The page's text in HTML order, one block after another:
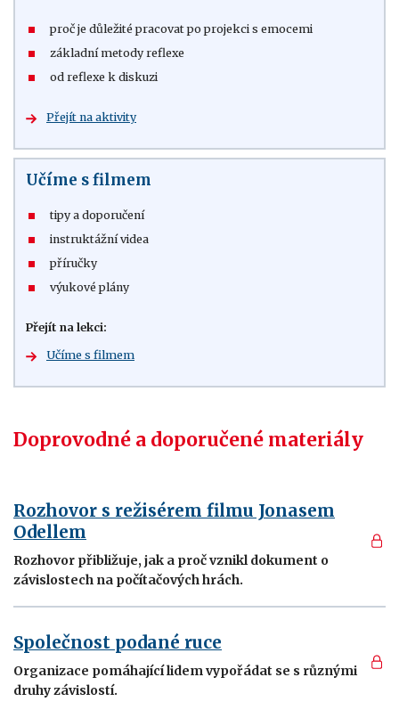
proč je důležité pracovat po projekci s emocemi
základní metody reflexe
od reflexe k diskuzi
Přejít na aktivity
Učíme s filmem
tipy a doporučení
instruktážní videa
příručky
výukové plány
Přejít na lekci:
Učíme s filmem
Doprovodné a doporučené materiály
Rozhovor s režisérem filmu Jonasem
Odellem
Rozhovor přibližuje, jak a proč vznikl dokument o
závislostech na počítačových hrách.
Společnost podané ruce
Organizace pomáhající lidem vypořádat se s různými
druhy závislostí.